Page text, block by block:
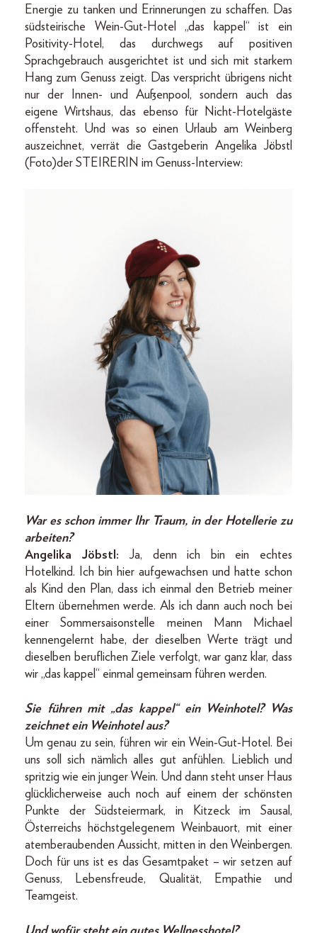
Energie zu tanken und Erinnerungen zu schaffen. Das
südsteirische Wein-Gut-Hotel „das kappel“ ist ein
Positivity-Hotel, das durchwegs auf positiven
Sprachgebrauch ausgerichtet ist und sich mit starkem
Hang zum Genuss zeigt. Das verspricht übrigens nicht
nur der Innen- und Außenpool, sondern auch das
eigene Wirtshaus, das ebenso für Nicht-­Hotelgäste
offensteht. Und was so einen Urlaub am Weinberg
auszeichnet, verrät die Gastgeberin Angelika Jöbstl
(Foto)der STEIRERIN im Genuss-Interview:
War es schon immer Ihr Traum, in der Hotellerie zu
arbeiten?
Angelika Jöbstl: Ja, denn ich bin ein echtes
Hotelkind. Ich bin hier aufgewachsen und hatte schon
als Kind den Plan, dass ich einmal den Betrieb meiner
Eltern übernehmen werde. Als ich dann auch noch bei
einer Sommersaisonstelle meinen Mann Michael
kennengelernt habe, der dieselben Werte trägt und
dieselben beruflichen Ziele verfolgt, war ganz klar, dass
wir „das kappel“ einmal gemeinsam führen werden.
Sie führen mit „das kappel“ ein Weinhotel? Was
zeichnet ein Wein­hotel aus?
Um genau zu sein, führen wir ein Wein-Gut-Hotel. Bei
uns soll sich nämlich alles gut anfühlen. Lieblich und
spritzig wie ein junger Wein. Und dann steht unser Haus
glücklicherweise auch noch auf einem der schönsten
Punkte der Südsteiermark, in Kitzeck im Sausal,
Österreichs höchstgelegenem Weinbauort, mit einer
atemberaubenden Aussicht, mitten in den Weinbergen.
Doch für uns ist es das Gesamtpaket – wir setzen auf
Genuss, Lebensfreude, Qualität, Empathie und
Teamgeist.